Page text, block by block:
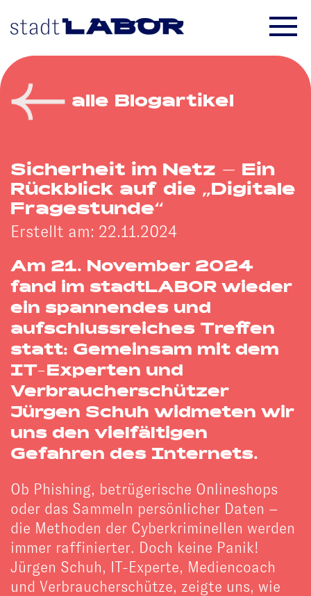
Skip to main content
alle Blogartikel
Sicherheit im Netz – Ein
Rückblick auf die „Digitale
Fragestunde“
Erstellt am: 22.11.2024
Am 21. November 2024
fand im stadtLABOR wieder
ein spannendes und
aufschlussreiches Treffen
statt: Gemeinsam mit dem
IT-Experten und
Verbraucherschützer
Jürgen Schuh widmeten wir
uns den vielfältigen
Gefahren des Internets.
Ob Phishing, betrügerische Onlineshops
oder das Sammeln persönlicher Daten –
die Methoden der Cyberkriminellen werden
immer raffinierter. Doch keine Panik!
Jürgen Schuh, IT-Experte, Mediencoach
und Verbraucherschütze, zeigte uns, wie